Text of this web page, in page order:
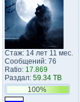
Стаж: 14 лет 11 мес.
Сообщений: 76
Ratio: 17.869
Раздал: 59.34 TB
100%